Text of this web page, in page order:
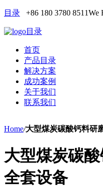
目录 +86 180 3780 8511We
目录
首页
产品目录
解决方案
成功案例
关于我们
联系我们
Home/大型煤炭碳酸钙料研
大型煤炭碳
全套设备